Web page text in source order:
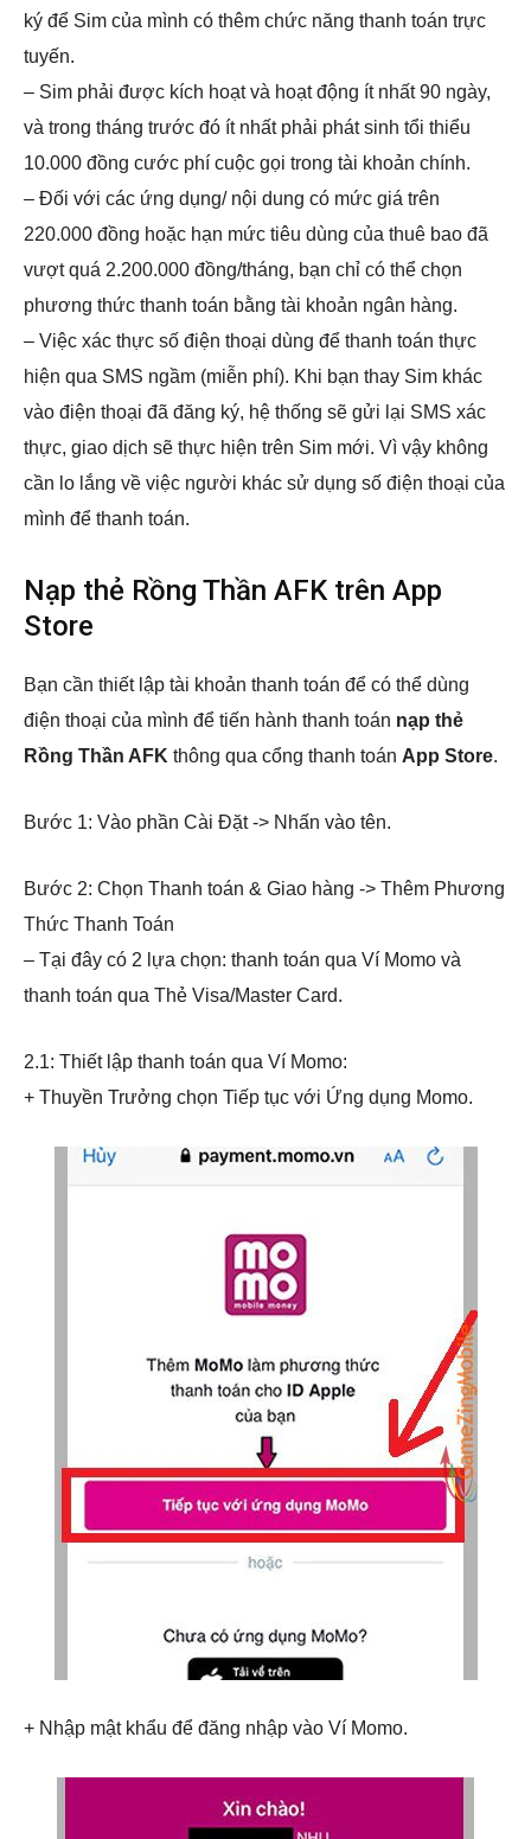
ký để Sim của mình có thêm chức năng thanh toán trực
tuyến.
– Sim phải được kích hoạt và hoạt động ít nhất 90 ngày,
và trong tháng trước đó ít nhất phải phát sinh tổi thiểu
10.000 đồng cước phí cuộc gọi trong tài khoản chính.
– Đối với các ứng dụng/ nội dung có mức giá trên
220.000 đồng hoặc hạn mức tiêu dùng của thuê bao đã
vượt quá 2.200.000 đồng/tháng, bạn chỉ có thể chọn
phương thức thanh toán bằng tài khoản ngân hàng.
– Việc xác thực số điện thoại dùng để thanh toán thực
hiện qua SMS ngầm (miễn phí). Khi bạn thay Sim khác
vào điện thoại đã đăng ký, hệ thống sẽ gửi lại SMS xác
thực, giao dịch sẽ thực hiện trên Sim mới. Vì vậy không
cần lo lắng về việc người khác sử dụng số điện thoại của
mình để thanh toán.
Nạp thẻ Rồng Thần AFK trên App
Store
Bạn cần thiết lập tài khoản thanh toán để có thể dùng
điện thoại của mình để tiến hành thanh toán nạp thẻ
Rồng Thần AFK thông qua cổng thanh toán App Store.
Bước 1: Vào phần Cài Đặt -> Nhấn vào tên.
Bước 2: Chọn Thanh toán & Giao hàng -> Thêm Phương
Thức Thanh Toán
– Tại đây có 2 lựa chọn: thanh toán qua Ví Momo và
thanh toán qua Thẻ Visa/Master Card.
2.1: Thiết lập thanh toán qua Ví Momo:
+ Thuyền Trưởng chọn Tiếp tục với Ứng dụng Momo.
+ Nhập mật khẩu để đăng nhập vào Ví Momo.